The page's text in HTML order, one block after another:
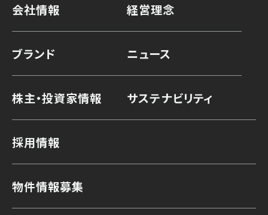
会社情報 経営理念
ブランド ニュース
株主・投資家情報 サステナビリティ
採用情報
物件情報募集